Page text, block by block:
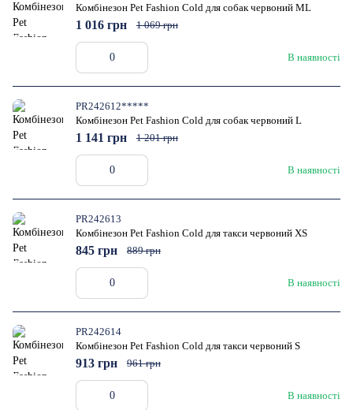
Комбінезон Pet Fashion Cold для собак червоний ML
В наявності
1 016 грн 1 069 грн
PR242612*****
Комбінезон Pet Fashion Cold для собак червоний L
В наявності
1 141 грн 1 201 грн
PR242613
Комбінезон Pet Fashion Cold для такси червоний XS
В наявності
845 грн 889 грн
PR242614
Комбінезон Pet Fashion Cold для такси червоний S
В наявності
913 грн 961 грн